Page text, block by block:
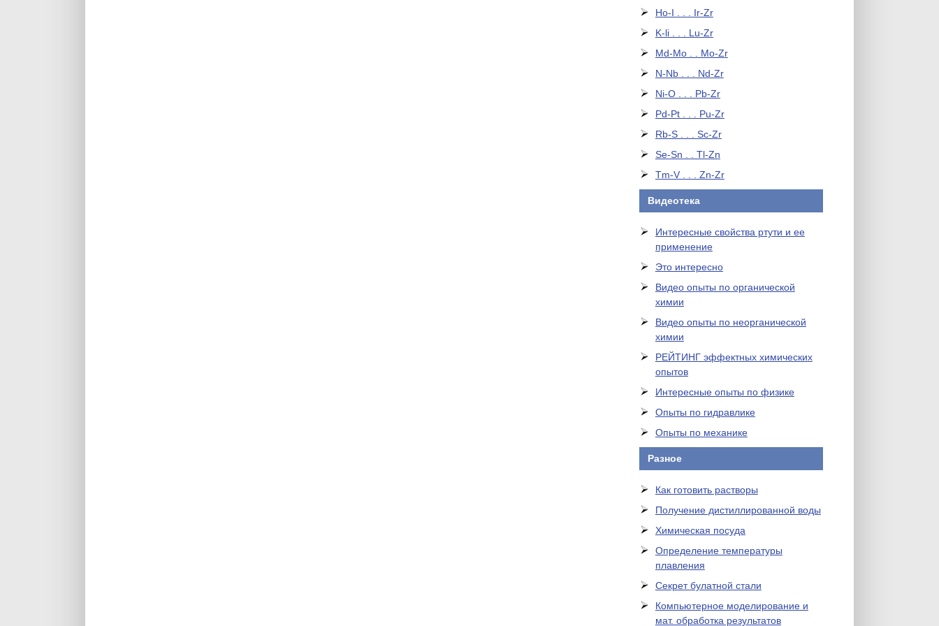
Ho-I . . . Ir-Zr
K-li . . . Lu-Zr
Md-Mo . . Mo-Zr
N-Nb . . . Nd-Zr
Ni-O . . . Pb-Zr
Pd-Pt . . . Pu-Zr
Rb-S . . . Sc-Zr
Se-Sn . . Tl-Zn
Tm-V . . . Zn-Zr
Видеотека
Интересные свойства ртути и ее
применение
Это интересно
Видео опыты по органической
химии
Видео опыты по неорганической
химии
РЕЙТИНГ эффектных химических
опытов
Интересные опыты по физике
Опыты по гидравлике
Опыты по механике
Разное
Как готовить растворы
Получение дистиллированной воды
Химическая посуда
Определение температуры
плавления
Секрет булатной стали
Компьютерное моделирование и
мат. обработка результатов